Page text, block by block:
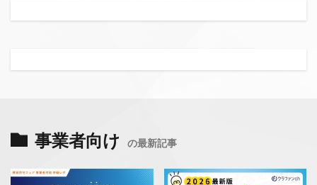
事業者向け の最新記事